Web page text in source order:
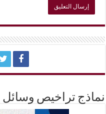
نماذج تراخيص وسائل